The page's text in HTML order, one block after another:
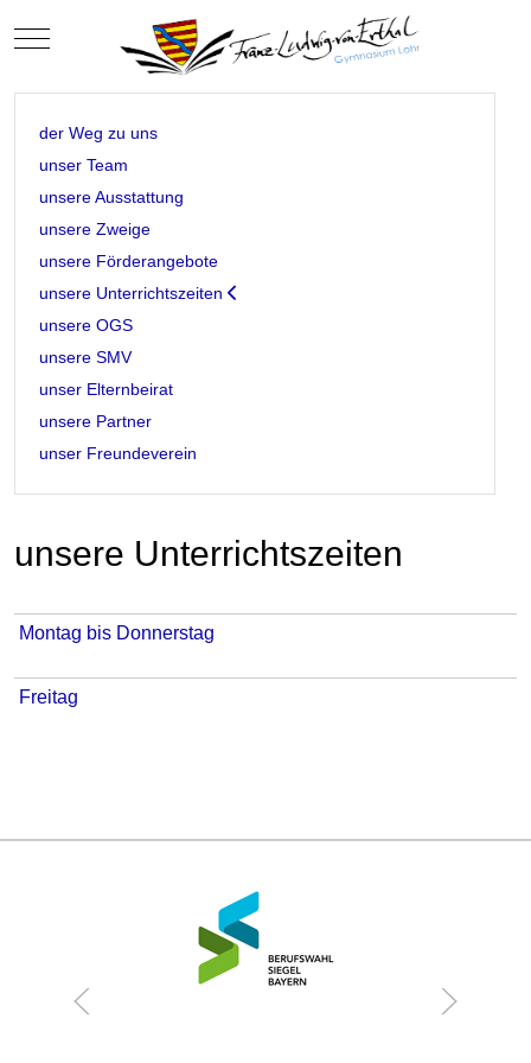
Mobile Menu Toggle
der Weg zu uns
unser Team
unsere Ausstattung
unsere Zweige
unsere Förderangebote
unsere Unterrichtszeiten
unsere OGS
unsere SMV
unser Elternbeirat
unsere Partner
unser Freundeverein
unsere Unterrichtszeiten
Montag bis Donnerstag
Freitag